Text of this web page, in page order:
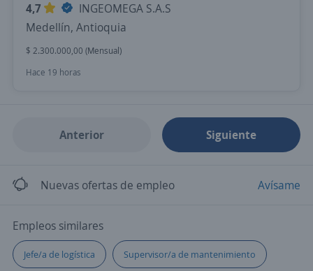
4,7
INGEOMEGA S.A.S
Medellín, Antioquia
$ 2.300.000,00 (Mensual)
Hace 19 horas
Anterior Siguiente
Nuevas ofertas de empleo Avísame
Empleos similares
Jefe/a de logística Supervisor/a de mantenimiento